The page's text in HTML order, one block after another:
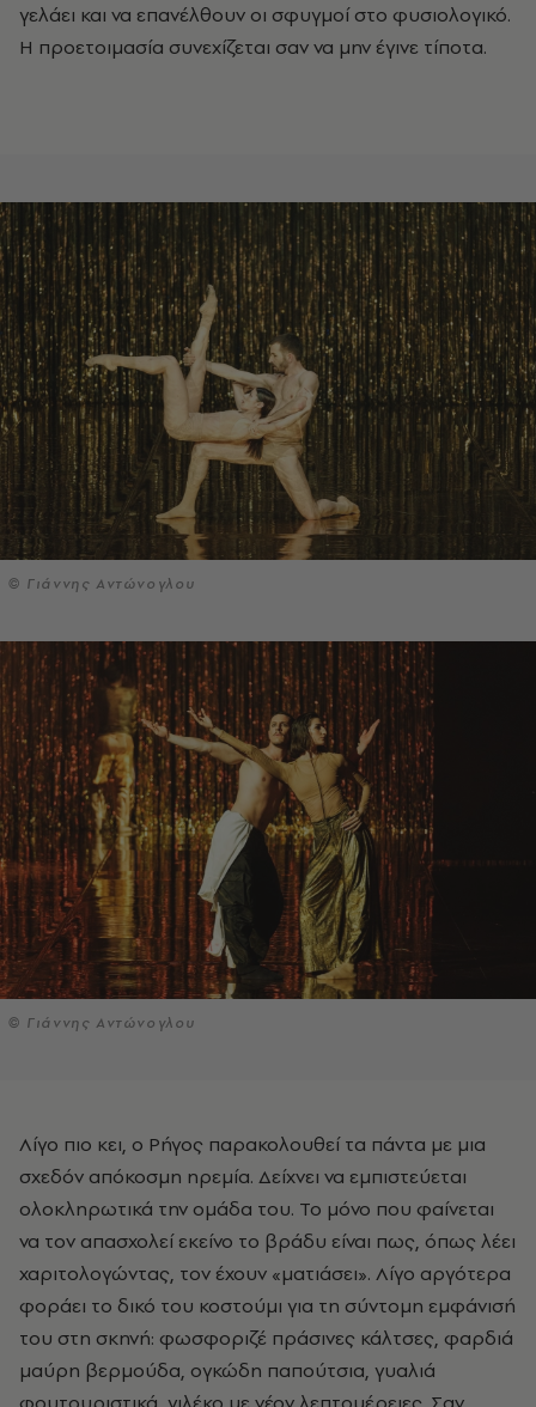
γελάει και να επανέλθουν οι σφυγμοί στο φυσιολογικό.
Η προετοιμασία συνεχίζεται σαν να μην έγινε τίποτα.
© Γιάννης Αντώνογλου
© Γιάννης Αντώνογλου
Λίγο πιο κει, ο Ρήγος παρακολουθεί τα πάντα με μια
σχεδόν απόκοσμη ηρεμία. Δείχνει να εμπιστεύεται
ολοκληρωτικά την ομάδα του. Το μόνο που φαίνεται
να τον απασχολεί εκείνο το βράδυ είναι πως, όπως λέει
χαριτολογώντας, τον έχουν «ματιάσει». Λίγο αργότερα
φοράει το δικό του κοστούμι για τη σύντομη εμφάνισή
του στη σκηνή: φωσφοριζέ πράσινες κάλτσες, φαρδιά
μαύρη βερμούδα, ογκώδη παπούτσια, γυαλιά